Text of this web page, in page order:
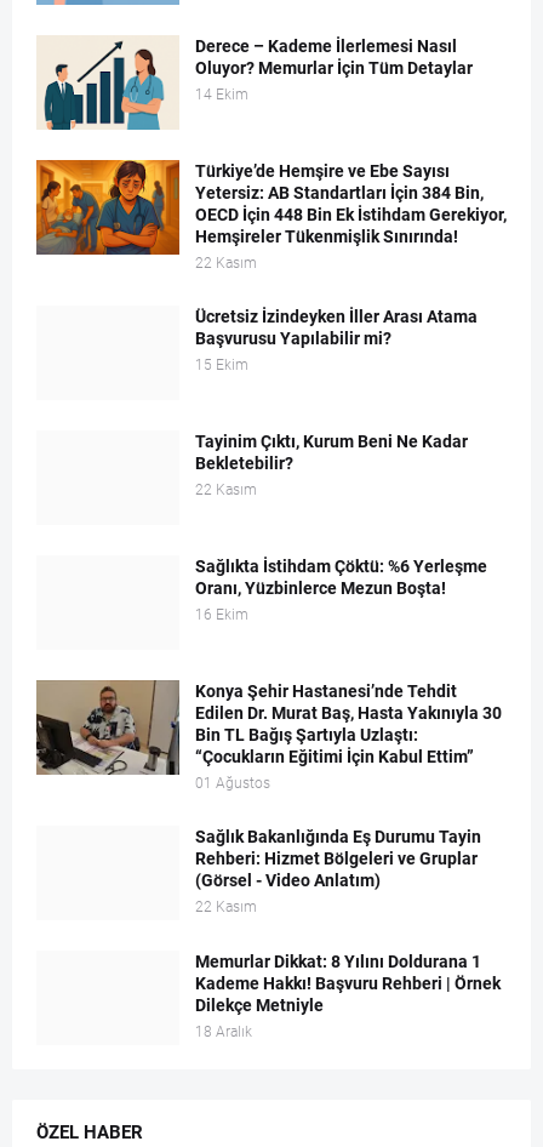
Derece – Kademe İlerlemesi Nasıl
Oluyor? Memurlar İçin Tüm Detaylar
14 Ekim
Türkiye’de Hemşire ve Ebe Sayısı
Yetersiz: AB Standartları İçin 384 Bin,
OECD İçin 448 Bin Ek İstihdam Gerekiyor,
Hemşireler Tükenmişlik Sınırında!
22 Kasım
Ücretsiz İzindeyken İller Arası Atama
Başvurusu Yapılabilir mi?
15 Ekim
Tayinim Çıktı, Kurum Beni Ne Kadar
Bekletebilir?
22 Kasım
Sağlıkta İstihdam Çöktü: %6 Yerleşme
Oranı, Yüzbinlerce Mezun Boşta!
16 Ekim
Konya Şehir Hastanesi’nde Tehdit
Edilen Dr. Murat Baş, Hasta Yakınıyla 30
Bin TL Bağış Şartıyla Uzlaştı:
“Çocukların Eğitimi İçin Kabul Ettim”
01 Ağustos
Sağlık Bakanlığında Eş Durumu Tayin
Rehberi: Hizmet Bölgeleri ve Gruplar
(Görsel - Video Anlatım)
22 Kasım
Memurlar Dikkat: 8 Yılını Doldurana 1
Kademe Hakkı! Başvuru Rehberi | Örnek
Dilekçe Metniyle
18 Aralık
ÖZEL HABER